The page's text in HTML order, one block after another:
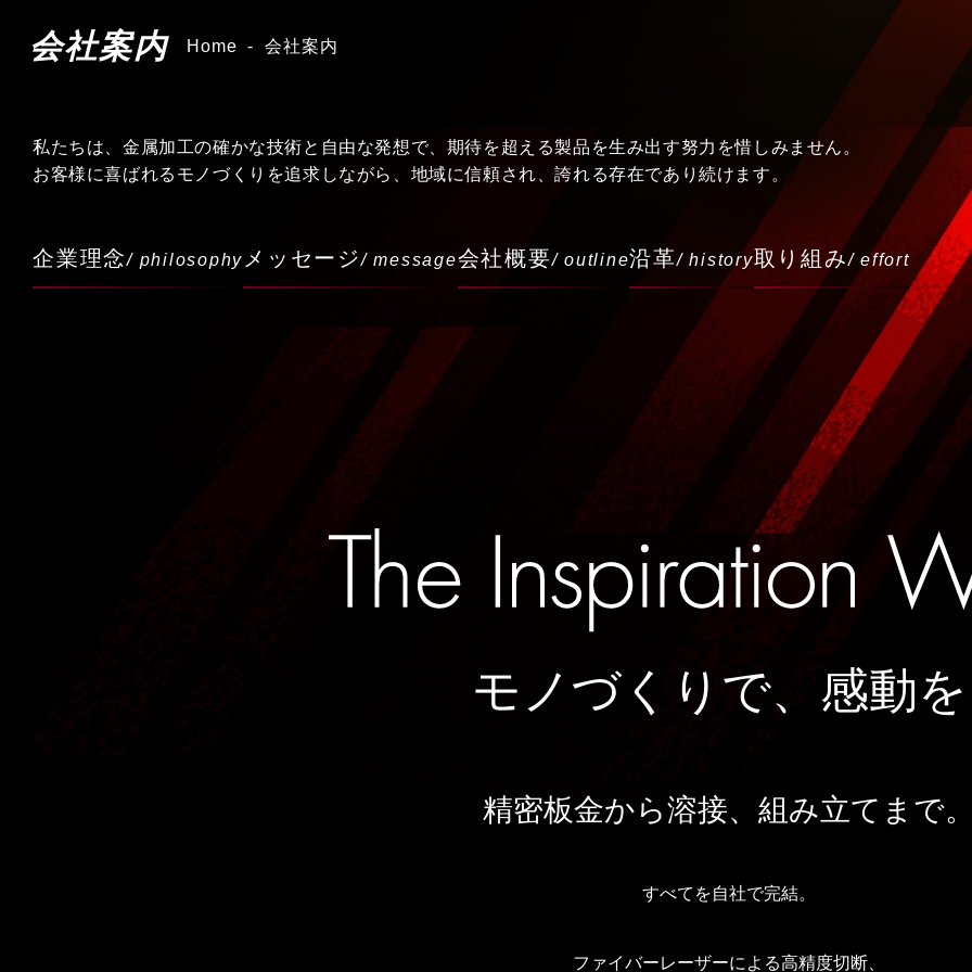
会社案内 Home 会社案内
私たちは、金属加工の確かな技術と自由な発想で、期待を超える製品を生み出す努力を惜しみません。
お客様に喜ばれるモノづくりを追求しながら、地域に信頼され、誇れる存在であり続けます。
企業理念/ philosophy メッセージ/ message会社概要/ outline沿革/ history取り組み/ effort
モノづくりで、 感動
精密板金から溶接、 組み立てまで
すべてを自社で完結。
ファイバーレーザーによる高精度切断、